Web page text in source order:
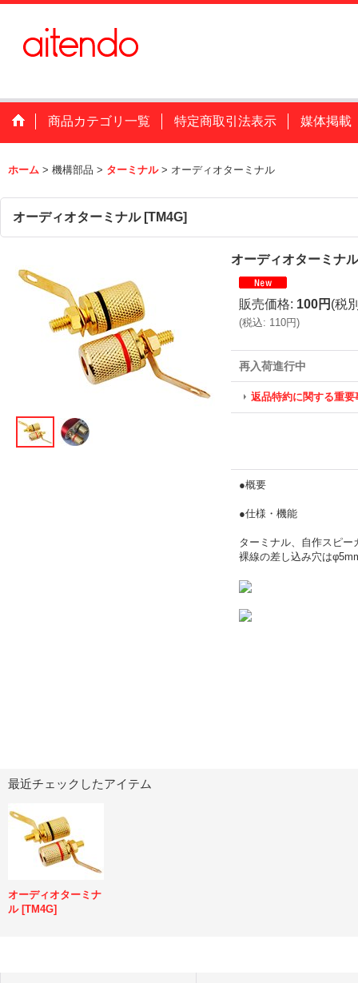
商品カテゴリ一覧 特定商取引法表示 媒体掲載
ホーム > 機構部品 > ターミナル > オーディオターミナル
オーディオターミナル [TM4G]
オーディオターミナル
販売価格: 100円 (税
(税込: 110円)
再入荷進行中
返品特約に関する重要
●概要
●仕様・機能
ターミナル、自作スピ
裸線の差し込み穴は
最近チェックしたアイテム
オーディオターミナ
ル [TM4G]